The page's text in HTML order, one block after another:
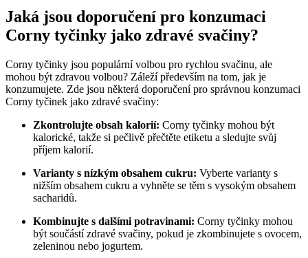
Jaká jsou doporučení pro konzumaci
Corny tyčinky jako zdravé svačiny?
⁤Corny tyčinky‍ jsou populární volbou pro rychlou svačinu, ale‍
mohou být zdravou volbou?​ Záleží především na tom, jak​ je
konzumujete. ‍Zde‍ jsou některá doporučení‍ pro správnou konzumaci‌
Corny tyčinek jako zdravé svačiny:
Zkontrolujte obsah kalorií: Corny tyčinky ⁢mohou ⁤být
⁢kalorické, takže si ‌pečlivě přečtěte etiketu a‍ sledujte⁤ svůj⁣
příjem​ kalorií.
Varianty s nízkým⁤ obsahem cukru: ⁤Vyberte‍ varianty‌ s
nižším ​obsahem cukru ​a vyhněte se těm s vysokým obsahem
sacharidů.
Kombinujte s dalšími potravinami: Corny‌ tyčinky mohou
být součástí zdravé svačiny, pokud je zkombinujete s ovocem,
zeleninou nebo jogurtem.